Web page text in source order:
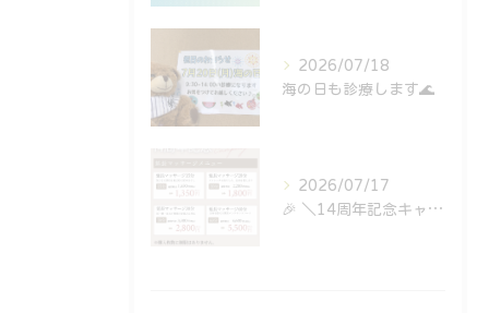
2026/07/18
海の日も診療します🌊
2026/07/17
⁡🎉 ＼14周年記念キャンペーン開催中！／ 🎉